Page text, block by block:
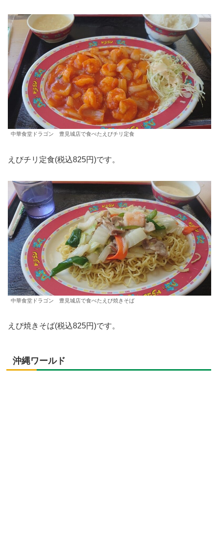
中華食堂ドラゴン 豊見城店で食べたえびチリ定食
えびチリ定食(税込825円)です。
中華食堂ドラゴン 豊見城店で食べたえび焼きそば
えび焼きそば(税込825円)です。
沖縄ワールド